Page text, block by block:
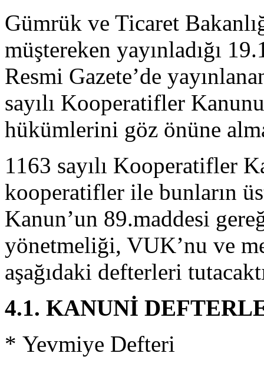
Gümrük ve Ticaret
müştereken yayınladığı
Resmi Gazete’de
sayılı Kooperatifler
hükümlerini göz önüne
1163 sayılı Kooperatifler
kooperatifler ile bunların
Kanun’un 89.maddesi
yönetmeliği, VUK’nu ve
aşağıdaki defterleri
4.1. KANUNİ
* Yevmiye Defteri